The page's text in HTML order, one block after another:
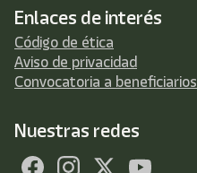
Enlaces de interés
Código de ética
Aviso de privacidad
Convocatoria a beneficiarios
Nuestras redes